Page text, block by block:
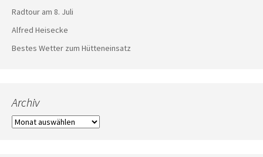
Radtour am 8. Juli
Alfred Heisecke
Bestes Wetter zum Hütteneinsatz
Archiv
Archiv